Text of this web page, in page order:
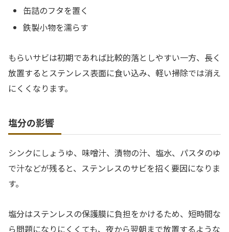
缶詰のフタを置く
鉄製小物を濡らす
もらいサビは初期であれば比較的落としやすい一方、長く
放置するとステンレス表面に食い込み、軽い掃除では消え
にくくなります。
塩分の影響
シンクにしょうゆ、味噌汁、漬物の汁、塩水、パスタのゆ
で汁などが残ると、ステンレスのサビを招く要因になりま
す。
塩分はステンレスの保護膜に負担をかけるため、短時間な
ら問題になりにくくても、夜から翌朝まで放置するような